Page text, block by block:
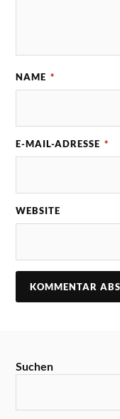
NAME *
E-MAIL-ADRESSE *
WEBSITE
Suchen